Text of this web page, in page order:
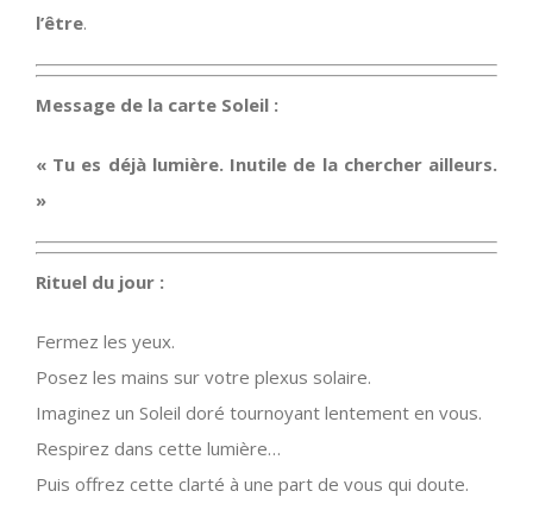
l’être.
Message de la carte Soleil :
« Tu es déjà lumière. Inutile de la chercher ailleurs.
»
Rituel du jour :
Fermez les yeux.
Posez les mains sur votre plexus solaire.
Imaginez un Soleil doré tournoyant lentement en vous.
Respirez dans cette lumière…
Puis offrez cette clarté à une part de vous qui doute.